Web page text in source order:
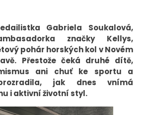
Gabriela Soukalová,
značky Kellys,
pohár horských kol v Novém
Přestože čeká druhé dítě,
ani chuť ke sportu a
jak dnes vnímá
i aktivní životní styl.